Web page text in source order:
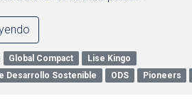
Global Compact
Lise Kingo
Desarrollo Sostenible
ODS Pioneers